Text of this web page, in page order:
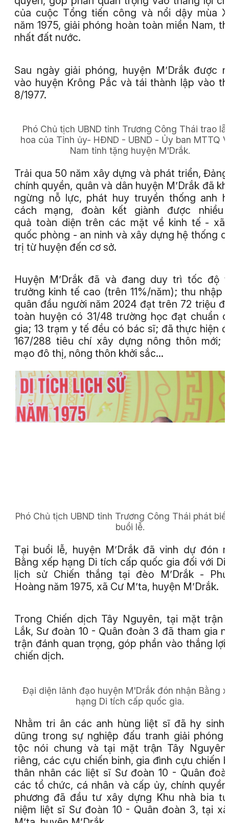
của cuộc Tổng tiến công và nổi dậy mùa
năm 1975, giải phóng hoàn toàn miền Nam,
nhất đất nước.
Sau ngày giải phóng, huyện M’Drắk được
vào huyện Krông Pắc và tái thành lập vào
8/1977.
Phó Chủ tịch UBND tỉnh Trương Công Thái trao
hoa của Tỉnh ủy- HĐND - UBND - Ủy ban MTTQ
Nam tỉnh tặng huyện M'Drắk.
Trải qua 50 năm xây dựng và phát triển,
chính quyền, quân và dân huyện M’Drắk đã
ngừng nỗ lực, phát huy truyền thống anh
cách mạng, đoàn kết giành được nhiều
quả toàn diện trên các mặt về kinh tế - xã
quốc phòng - an ninh và xây dựng hệ thống
trị từ huyện đến cơ sở.
Huyện M’Drắk đã và đang duy trì tốc độ
trưởng kinh tế cao (trên 11%/năm); thu nhập
quân đầu người năm 2024 đạt trên 72 triệu
toàn huyện có 31/48 trường học đạt chuẩn
gia; 13 trạm y tế đều có bác sĩ; đã thực hiện
167/288 tiêu chí xây dựng nông thôn mới;
mạo đô thị, nông thôn khởi sắc…
Phó Chủ tịch UBND tỉnh Trương Công Thái phát
buổi lễ.
Tại buổi lễ, huyện M’Drắk đã vinh dự đón
Bằng xếp hạng Di tích cấp quốc gia đối với Di
lịch sử Chiến thắng tại đèo M’Drắk -
Hoàng năm 1975, xã Cư M’ta, huyện M’Drắk.
Trong Chiến dịch Tây Nguyên, tại mặt trận
Lắk, Sư đoàn 10 - Quân đoàn 3 đã tham gia
trận đánh quan trọng, góp phần vào thắng lợi
chiến dịch.
Đại diện lãnh đạo huyện M'Drắk đón nhận Bằng
hạng Di tích cấp quốc gia.
Nhằm tri ân các anh hùng liệt sĩ đã hy sinh
dũng trong sự nghiệp đấu tranh giải phóng
tộc nói chung và tại mặt trận Tây Nguyên
riêng, các cựu chiến binh, gia đình cựu chiến
thân nhân các liệt sĩ Sư đoàn 10 - Quân
các tổ chức, cá nhân và cấp ủy, chính
phương đã đầu tư xây dựng Khu nhà bia
niệm liệt sĩ Sư đoàn 10 - Quân đoàn 3, tại